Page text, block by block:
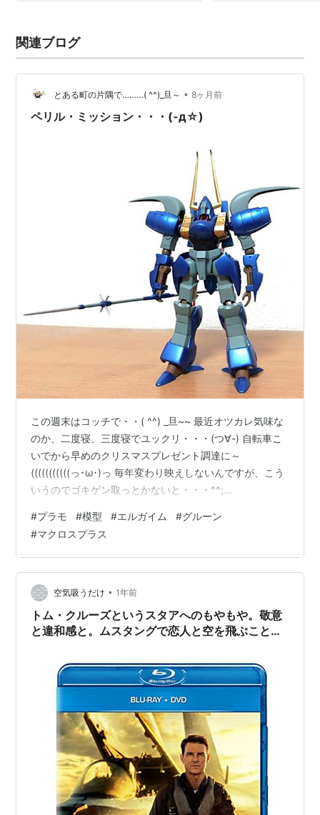
メディア:DVD
この商品を含むブログ (32件) を見る
マクロスプラス MOVIE EDITION
出版社/メーカー:バンダイビジュアル
発売日:2000/07/20
メディア:DVD
クリック
: 39回
この商品を含むブログ (40件) を見る
リスト::アニメ作品//タイトル/ま行
関連ブログ
とある町の片隅で………( ^^)_旦～ • 8ヶ月前
ペリル・ミッション・・・(-д☆)
この週末はコッチで・・( ^^) _旦~~ 最近オツカレ気味な
のか、二度寝、三度寝でユックリ・・・(つ∀-) 自転車こ
いでから早めのクリスマスプレゼント調達に～
(((((((((((っ･ω･)っ 毎年変わり映えしないんですが、こう
いうのでゴキゲン取っとかないと・・・^^;
やく完成、ペリル・ミッション・・・(-д☆) メタリッ
ク・ブルーが映えますね～～～( ^^) _旦~~ 可動範囲があ
んまりないのと、ロングスピアも手に引っ掛けるだけな
んでポージングも限られますね・・・^^; ひとまずミンナ
の仲間入り・・・( ^^) _旦~~ 前に…
#プラモ #模型 #エルガイム #グルーン
#マクロスプラス
空気吸うだけ • 1年前
トム・クルーズというスタアへのもやもや。敬意
と違和感と。ムスタングで恋人と空を飛ぶことの